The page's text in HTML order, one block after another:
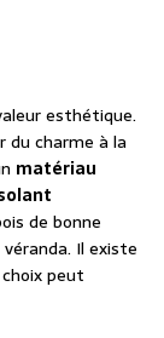
esthétique.
du charme à la
matériau
de bonne
Il existe
peut